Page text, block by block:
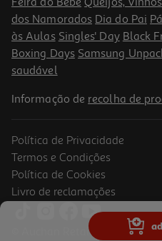
6,25 €
Pensos Hansaplast Med
dos Namorados Dia do Pai
às Aulas Singles' Day Black
Boxing Days Samsung
saudável
Informação de recolha de
Política de Privacidade
Termos e Condições
Política de Cookies
Livro de reclamações
© Auchan Retail Portugal